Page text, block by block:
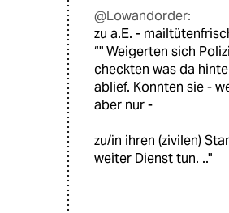
@Lowandorder:
zu a.E. -
“" Weigerten sich
checkten was da
ablief. Konnten sie -
aber nur -
zu/in ihren (zivilen)
weiter Dienst tun. .."